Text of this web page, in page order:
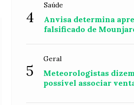
4
Saúde
Anvisa determina
falsificado de
5
Geral
Meteorologistas
possível associar